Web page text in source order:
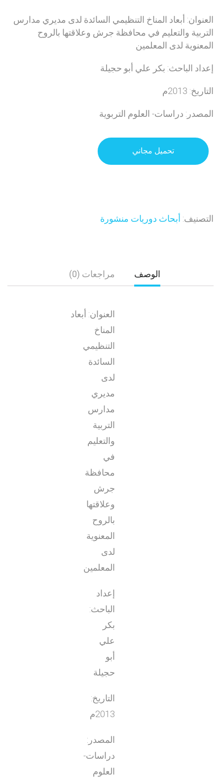
العنوان: أبعاد المناخ التنظيمي السائدة لدى مديري مدارس
التربية والتعليم في محافظة جرش وعلاقتها بالروح
المعنوية لدى المعلمين
إعداد الباحث: بكر علي أبو حجيلة
التاريخ: 2013م
المصدر: دراسات- العلوم التربوية
تحميل مجاني
التصنيف: أبحاث دوريات منشورة
الوصف مراجعات (0)
العنوان: أبعاد
المناخ
التنظيمي
السائدة
لدى
مديري
مدارس
التربية
والتعليم
في
محافظة
جرش
وعلاقتها
بالروح
المعنوية
لدى
المعلمين
إعداد
الباحث:
بكر
علي
أبو
حجيلة
التاريخ:
2013م
المصدر:
دراسات-
العلوم